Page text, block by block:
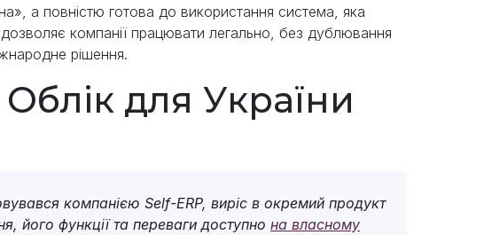
а повністю готова до використання система, яка
компанії працювати легально, без дублювання
рішення.
для України
компанією Self-ERP, виріс в окремий продукт
його функції та переваги доступно на власному